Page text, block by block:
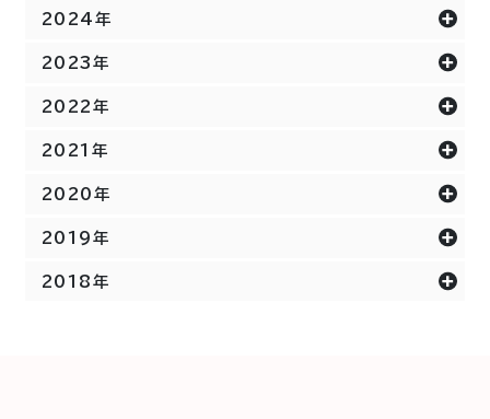
2024年
2023年
2022年
2021年
2020年
2019年
2018年